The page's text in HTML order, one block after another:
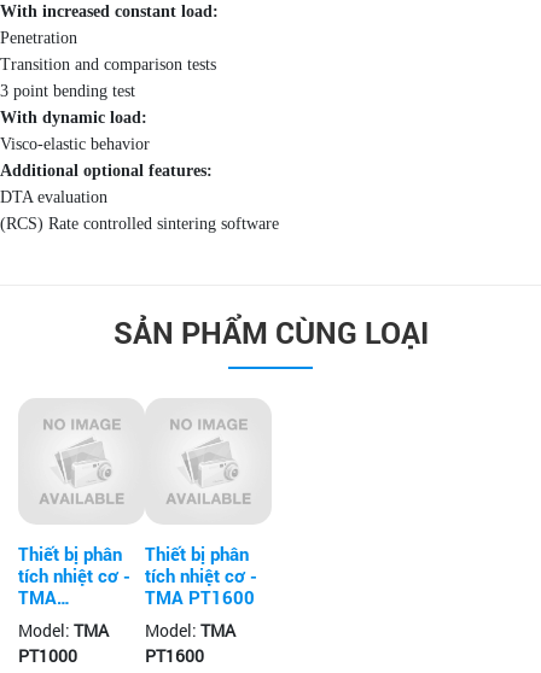
With increased constant load:
Penetration
Transition and comparison tests
3 point bending test
With dynamic load:
Visco-elastic behavior
Additional optional features:
DTA evaluation
(RCS) Rate controlled sintering software
SẢN PHẨM CÙNG LOẠI
Thiết bị phân
tích nhiệt cơ -
TMA
PT1000/LINSEIS
Model: TMA
PT1000
Thiết bị phân
tích nhiệt cơ -
TMA PT1600
Model: TMA
PT1600